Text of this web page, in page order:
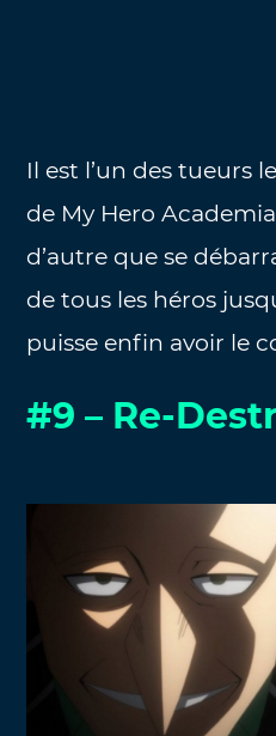
Il est l’un des tueurs
de My Hero
d’autre que se
de tous les héros
puisse enfin avoir le
#9 – Re-